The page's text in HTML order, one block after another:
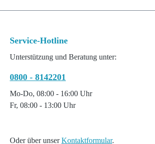
Service-Hotline
Unterstützung und Beratung unter:
0800 - 8142201
Mo-Do, 08:00 - 16:00 Uhr
Fr, 08:00 - 13:00 Uhr
Oder über unserKontaktformular.